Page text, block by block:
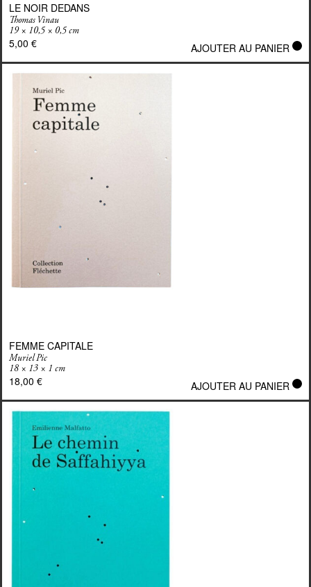
LE NOIR DEDANS
Thomas Vinau
19 × 10,5 × 0,5 cm
5,00 € AJOUTER AU PANIER
FEMME CAPITALE
Muriel Pic
18 × 13 × 1 cm
18,00 € AJOUTER AU PANIER